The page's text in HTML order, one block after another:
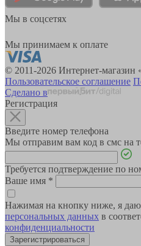
Мы в соцсетях
Мы принимаем к оплате
© 2011-2026 Интернет-
Пользовательское соглашение
Сделано в
Регистрация
Введите номер телефона
Мы отправим вам код в смс на
Требуется подтверждение по
Ваше имя *
Нажимая на кнопку ниже, я даю
персональных данных в
конфиденциальности
Зарегистрироваться